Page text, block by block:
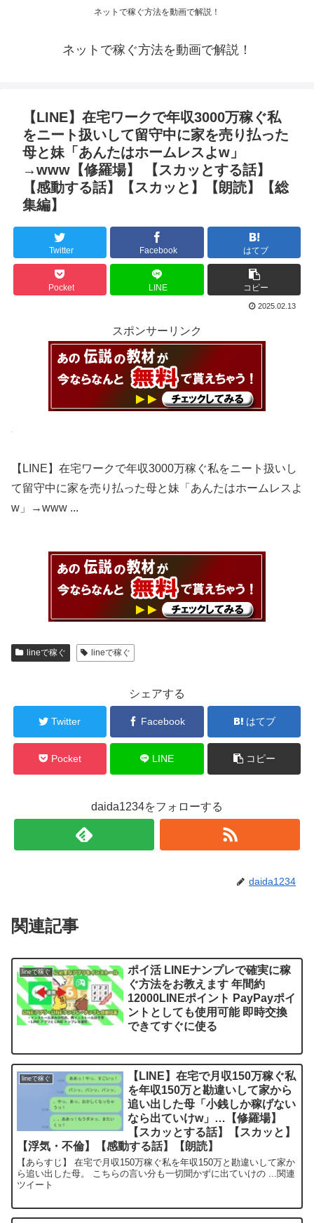
ネットで稼ぐ方法を動画で解説！
ネットで稼ぐ方法を動画で解説！
【LINE】在宅ワークで年収3000万稼ぐ私
をニート扱いして留守中に家を売り払った
母と妹「あんたはホームレスよw」
→www【修羅場】 【スカッとする話】
【感動する話】【スカッと】【朗読】【総
集編】
Twitter Facebook はてブ
Pocket LINE コピー
2025.02.13
スポンサーリンク
【LINE】在宅ワークで年収3000万稼ぐ私をニート扱いし
て留守中に家を売り払った母と妹「あんたはホームレスよ
w」→www ...
lineで稼ぐ lineで稼ぐ
シェアする
Twitter Facebook はてブ
Pocket LINE コピー
daida1234をフォローする
daida1234
関連記事
lineで稼ぐ
ポイ活 LINEナンプレで確実に稼
ぐ方法をお教えます 年間約
12000LINEポイント PayPayポイ
ントとしても使用可能 即時交換
できてすぐに使る
lineで稼ぐ
【LINE】在宅で月収150万稼ぐ私
を年収150万と勘違いして家から
追い出した母「小銭しか稼げない
なら出ていけw」…【修羅場】
【スカッとする話】【スカッと】
【浮気・不倫】【感動する話】【朗読】
【あらすじ】 在宅で月収150万稼ぐ私を年収150万と勘違いして家か
ら追い出した母。 こちらの言い分も一切聞かずに出ていけの ...関連
ツイート